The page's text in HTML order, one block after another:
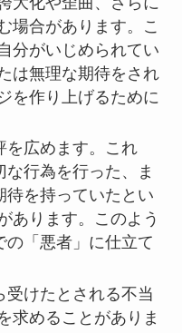
場合があります。こ
分がいじめられてい
は無理な期待をされ
を作り上げるために
を広めます。これ
行為を行った、ま
待を持っていたとい
あります。このよう
の「悪者」に仕立て
受けたとされる不当
求めることがありま